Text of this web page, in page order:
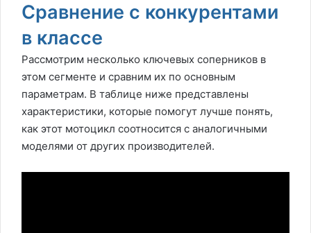
Сравнение с конкурентами
в классе
Рассмотрим несколько ключевых соперников в
этом сегменте и сравним их по основным
параметрам. В таблице ниже представлены
характеристики, которые помогут лучше понять,
как этот мотоцикл соотносится с аналогичными
моделями от других производителей.